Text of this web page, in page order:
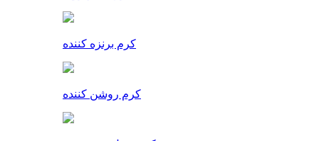
کرم برنزه کننده
کرم روشن کننده